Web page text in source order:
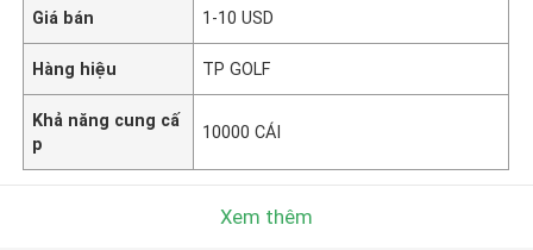
Giá bán 1-10 USD
Hàng hiệu TP GOLF
Khả năng cung cấ
p
10000 CÁI
Xem thêm